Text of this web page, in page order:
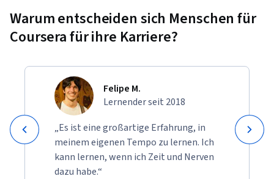
Warum entscheiden sich Menschen für
Coursera für ihre Karriere?
Felipe M.
Lernender seit 2018
„Es ist eine großartige Erfahrung, in
meinem eigenen Tempo zu lernen. Ich
kann lernen, wenn ich Zeit und Nerven
dazu habe.“